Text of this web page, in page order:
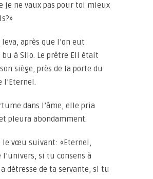
je ne vaux pas pour toi mieux
leva, après que l’on eut
bu à Silo. Le prêtre Eli était
siège, près de la porte du
l’Eternel.
dans l’âme, elle pria
pleura abondamment.
le vœu suivant: «Eternel,
l’univers, si tu consens à
détresse de ta servante, si tu